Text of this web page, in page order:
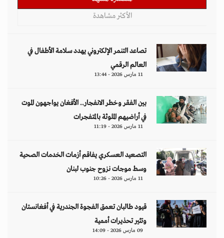
الأكثر مشاهدة
تصاعد التنمر الإلكتروني يهدد سلامة الأطفال في
العالم الرقمي
11 مارس 2026 - 13:44
بين الفقر وخطر الانفجار.. الأفغان يواجهون الموت
في أراضيهم الملوثة بالمتفجرات
11 مارس 2026 - 11:19
التصعيد العسكري يفاقم أزمات الخدمات الصحية
وسط موجات نزوح جنوب لبنان
11 مارس 2026 - 10:26
قيود طالبان تعمق الفجوة الجندرية في أفغانستان
وتثير تحذيرات أممية
09 مارس 2026 - 14:09